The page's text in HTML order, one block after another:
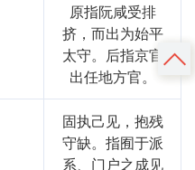
原指阮咸受排
挤，而出为始平
太守。后指京官
出任地方官。
固执己见，抱残
守缺。指囿于派
系、门户之成见